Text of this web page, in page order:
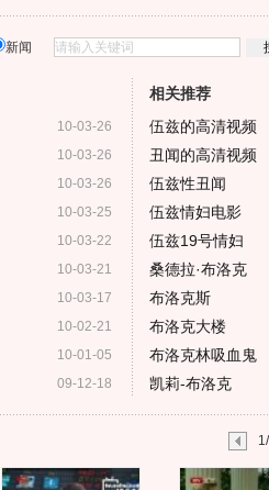
新闻
10-03-26
10-03-26
10-03-26
10-03-25
10-03-22
10-03-21
10-03-17
10-02-21
10-01-05
09-12-18
相关推荐
伍兹的高清视频
丑闻的高清视频
伍兹性丑闻
伍兹情妇电影
伍兹19号情妇
桑德拉·布洛克
布洛克斯
布洛克大楼
布洛克林吸血鬼
凯莉-布洛克